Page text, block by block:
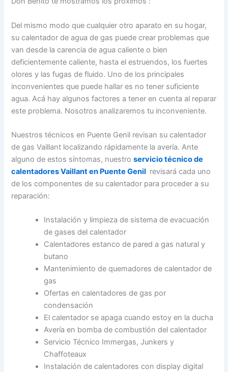
Del mismo modo que cualquier otro aparato en su hogar,
su calentador de agua de gas puede crear problemas que
van desde la carencia de agua caliente o bien
deficientemente caliente, hasta el estruendos, los fuertes
olores y las fugas de fluido. Uno de los principales
inconvenientes que puede hallar es no tener suficiente
agua. Acá hay algunos factores a tener en cuenta al reparar
este problema. Nosotros analizaremos tu inconveniente.
Nuestros técnicos en Puente Genil revisan su calentador
de gas Vaillant localizando rápidamente la avería. Ante
alguno de estos síntomas, nuestroservicio técnico de
calentadores Vaillant en Puente Genil revisará cada uno
de los componentes de su calentador para proceder a su
reparación:
Instalación y limpieza de sistema de evacuación
de gases del calentador
Calentadores estanco de pared a gas natural y
butano
Mantenimiento de quemadores de calentador de
gas
Ofertas en calentadores de gas por
condensación
El calentador se apaga cuando estoy en la ducha
Avería en bomba de combustión del calentador
Servicio Técnico Immergas, Junkers y
Chaffoteaux
Instalación de calentadores con display digital